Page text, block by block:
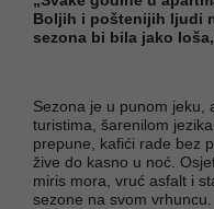
Boljih i poštenijih ljudi
sezona bi bila jako
Sezona je u punom jeku,
turistima, šarenilom
prepune, kafići rade bez
žive do kasno u noć.
miris mora, vruć asfalt i
sezone na svom vrhuncu.